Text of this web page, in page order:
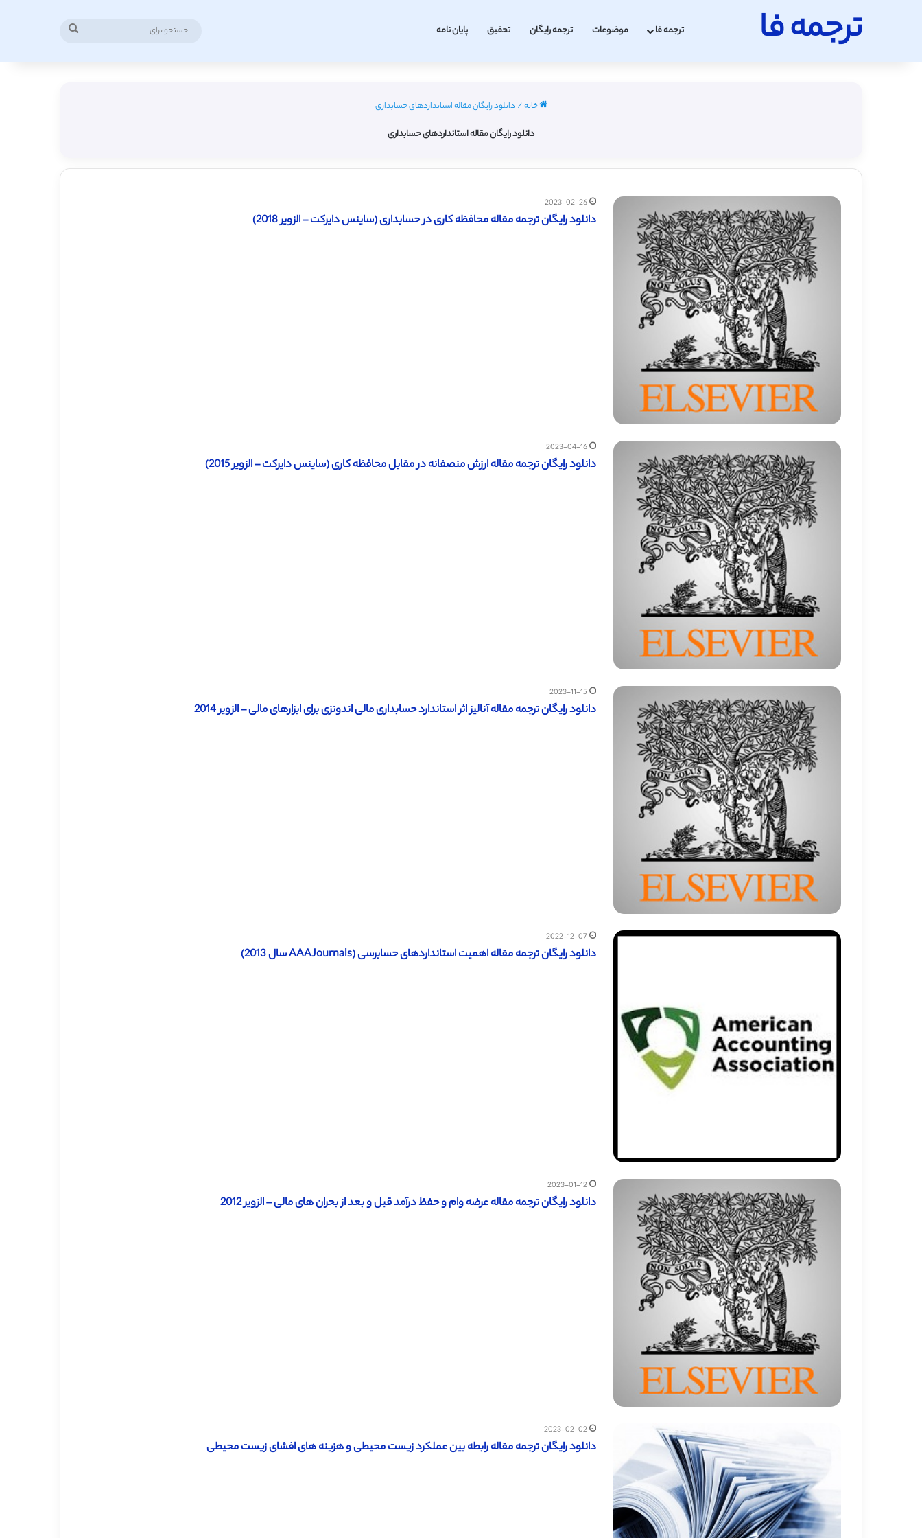
ترجمه فا ترجمه فا موضوعات ترجمه رایگان تحقیق پایان نامه
خانه/ دانلود رایگان مقاله استانداردهای حسابداری
دانلود رایگان مقاله استانداردهای حسابداری
2023-02-26
دانلود رایگان ترجمه مقاله محافظه کاری در حسابداری (ساینس دایرکت – الزویر 2018)
2023-04-16
دانلود رایگان ترجمه مقاله ارزش منصفانه در مقابل محافظه کاری (ساینس دایرکت – الزویر 2015)
2023-11-15
دانلود رایگان ترجمه مقاله آنالیز اثر استاندارد حسابداری مالی اندونزی برای ابزارهای مالی – الزویر 2014
2022-12-07
دانلود رایگان ترجمه مقاله اهمیت استانداردهای حسابرسی (AAAJournals سال 2013)
2023-01-12
دانلود رایگان ترجمه مقاله عرضه وام و حفظ درآمد قبل و بعد از بحران های مالی – الزویر 2012
2023-02-02
دانلود رایگان ترجمه مقاله رابطه بین عملکرد زیست محیطی و هزینه های افشای زیست محیطی